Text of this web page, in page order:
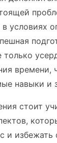
условиях
только
времени,
навыки и
стоит
и избежать